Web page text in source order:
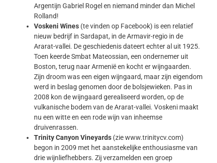
Argentijn Gabriel Rogel en niemand minder dan Michel
Rolland!
Voskeni Wines (te vinden op Facebook) is een relatief
nieuw bedrijf in Sardapat, in de Armavir-regio in de
Ararat-vallei. De geschiedenis dateert echter al uit 1925.
Toen keerde Smbat Mateossian, een ondernemer uit
Boston, terug naar Armenië en kocht er wijngaarden.
Zijn droom was een eigen wijngaard, maar zijn eigendom
werd in beslag genomen door de bolsjewieken. Pas in
2008 kon de wijngaard gerealiseerd worden, op de
vulkanische bodem van de Ararat-vallei. Voskeni maakt
nu een witte en een rode wijn van inheemse
druivenrassen.
Trinity Canyon Vineyards (zie www.trinitycv.com)
begon in 2009 met het aanstekelijke enthousiasme van
drie wijnliefhebbers. Zij verzamelden een groep